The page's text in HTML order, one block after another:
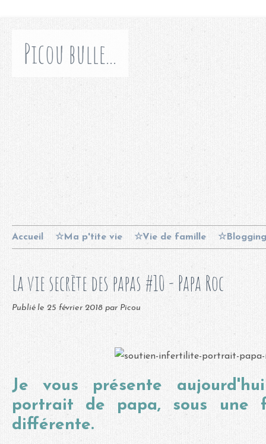
Picou bulle...
Accueil ☆Ma p'tite vie ☆Vie de famille ☆Blogging
La vie secrète des papas #10 - Papa Roc
Publié le 25 février 2018 par Picou
Je vous présente
portrait de papa, sous une
différente.